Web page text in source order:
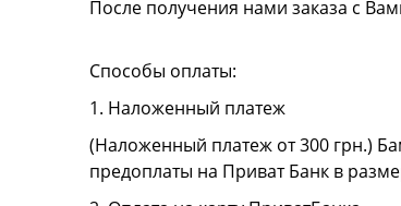
После получения нами заказа с
Способы оплаты:
1. Наложенный платеж
(Наложенный платеж от 300 грн.)
предоплаты на Приват Банк в